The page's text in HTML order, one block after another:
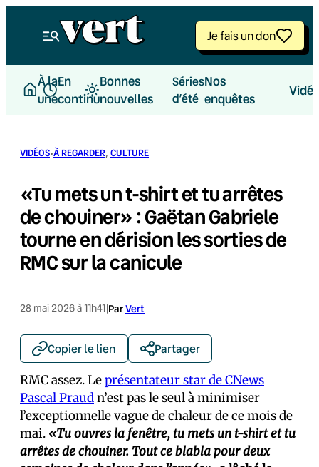
Je fais un don
À la
une
En
continu
Bonnes
nouvelles
Séries
d’été
Nos
enquêtes
VIDÉOS·À REGARDER, CULTURE
«Tu mets un t-shirt et tu arrêtes
de chouiner» : Gaëtan Gabriele
tourne en dérision les sorties de
RMC sur la canicule
28 mai 2026 à 11h41|ParVert
Copier le lien Partager
RMC assez. Leprésentateur star de CNews
Pascal Praudn’est pas le seul à minimiser
l’exceptionnelle vague de chaleur de ce mois de
mai. «Tu ouvres la fenêtre, tu mets un t-shirt et tu
arrêtes de chouiner. Tout ce blabla pour deux